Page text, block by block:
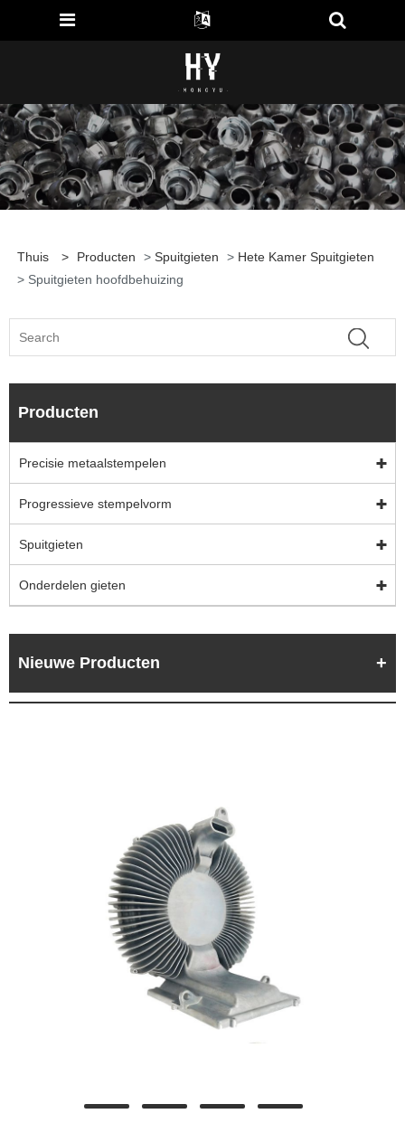
Thuis > Producten > Spuitgieten > Hete Kamer Spuitgieten
> Spuitgieten hoofdbehuizing
Producten
Precisie metaalstempelen
Progressieve stempelvorm
Spuitgieten
Onderdelen gieten
Nieuwe Producten